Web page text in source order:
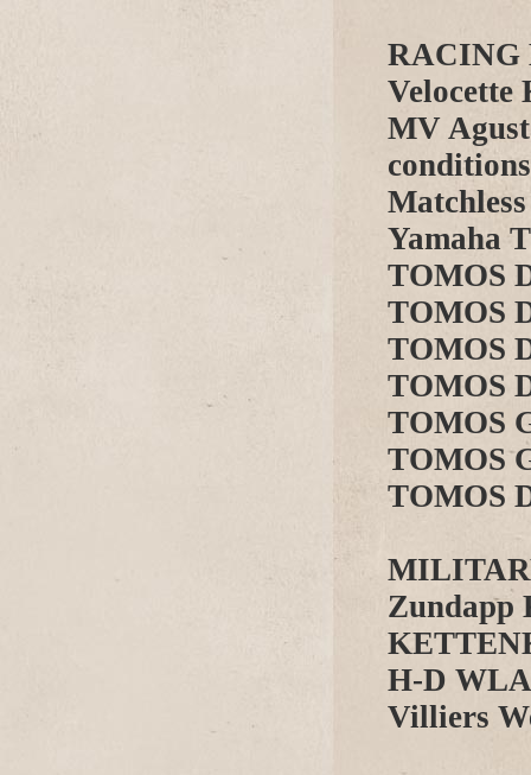
RACING
Velocette
MV
Yamaha
TOMOS
TOMOS
TOMOS
TOMOS
TOMOS
TOMOS
TOMOS
Zundapp
H-D WLA
Villiers